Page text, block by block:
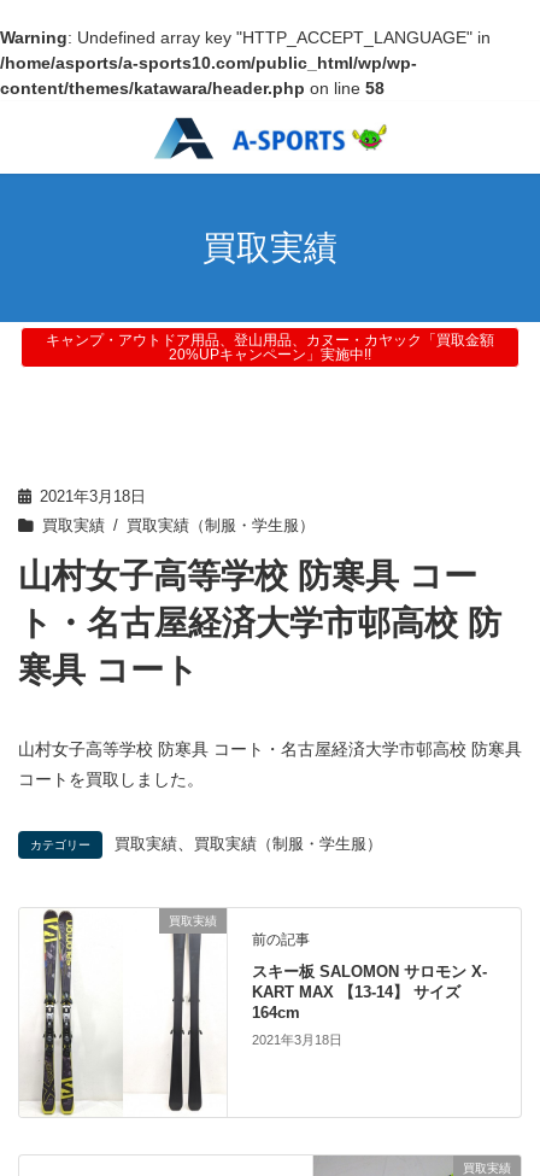
Warning: Undefined array key "HTTP_ACCEPT_LANGUAGE" in
/home/asports/a-sports10.com/public_html/wp/wp-
content/themes/katawara/header.php on line 58
買取実績
キャンプ・アウトドア用品、登山用品、カヌー・カヤック「買取金額
20%UPキャンペーン」実施中!!
2021年3月18日
買取実績
買取実績（制服・学生服）
山村女子高等学校 防寒具 コー
ト・名古屋経済大学市邨高校 防
寒具 コート
山村女子高等学校 防寒具 コート・名古屋経済大学市邨高校 防寒具
コートを買取しました。
カテゴリー 買取実績、 買取実績（制服・学生服）
買取実績
前の記事
スキー板 SALOMON サロモン X-
KART MAX 【13-14】 サイズ
164cm
2021年3月18日
買取実績